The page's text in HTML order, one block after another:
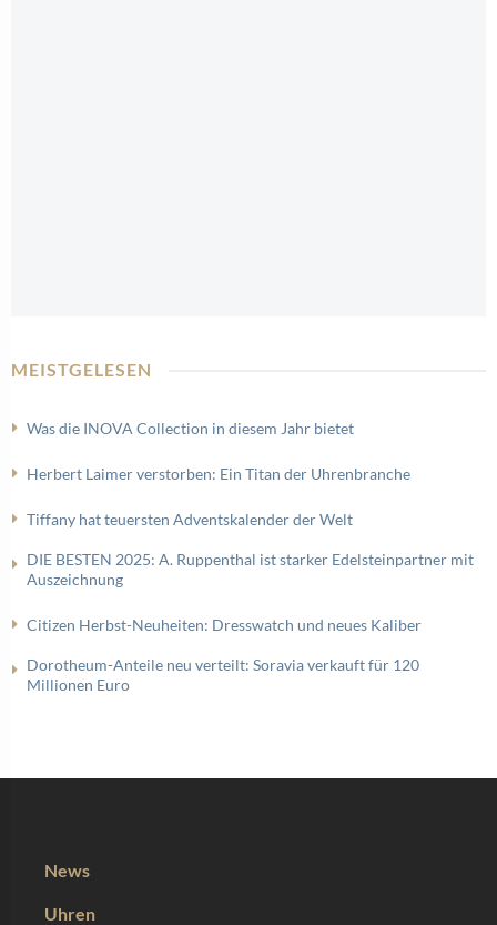
MEISTGELESEN
Was die INOVA Collection in diesem Jahr bietet
Herbert Laimer verstorben: Ein Titan der Uhrenbranche
Tiffany hat teuersten Adventskalender der Welt
DIE BESTEN 2025: A. Ruppenthal ist starker Edelsteinpartner mit
Auszeichnung
Citizen Herbst-Neuheiten: Dresswatch und neues Kaliber
Dorotheum-Anteile neu verteilt: Soravia verkauft für 120
Millionen Euro
News
Uhren